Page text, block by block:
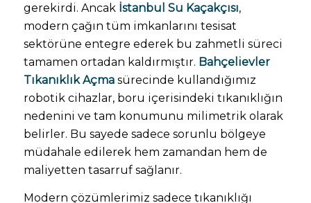
gerekirdi. Ancak İstanbul Su Kaçakçısı,
modern çağın tüm imkanlarını tesisat
sektörüne entegre ederek bu zahmetli süreci
tamamen ortadan kaldırmıştır. Bahçelievler
Tıkanıklık Açmasürecinde kullandığımız
robotik cihazlar, boru içerisindeki tıkanıklığın
nedenini ve tam konumunu milimetrik olarak
belirler. Bu sayede sadece sorunlu bölgeye
müdahale edilerek hem zamandan hem de
maliyetten tasarruf sağlanır.
Modern çözümlerimiz sadece tıkanıklığı